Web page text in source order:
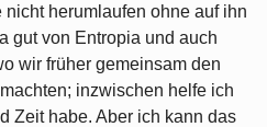
herumlaufen ohne auf ihn
gut von Entropia und auch
wir früher gemeinsam den
inzwischen helfe ich
Zeit habe. Aber ich kann das